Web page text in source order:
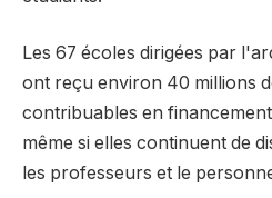
Les 67 écoles dirigées par
ont reçu environ 40 millions
contribuables en
même si elles continuent de
les professeurs et le